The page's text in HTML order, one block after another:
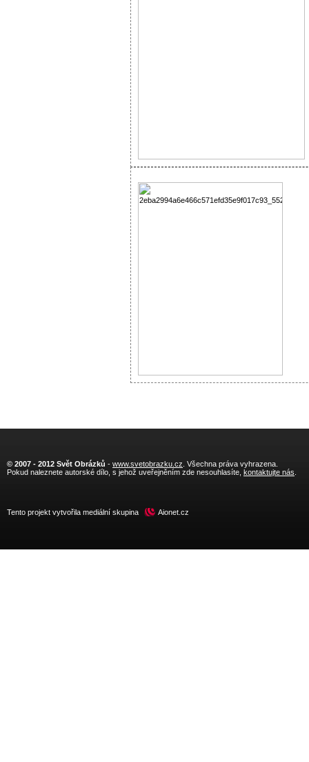
© 2007 - 2012 Svět Obrázků - www.svetobrazku.cz . Všechna práva vyhrazena.
Pokud naleznete autorské dílo, s jehož uveřejněním zde nesouhlasíte, kontaktujte nás
Tento projekt vytvořila mediální skupina Aionet.cz